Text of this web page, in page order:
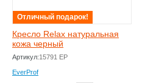
Отличный подарок!
Кресло Relax натуральная
кожа черный
Артикул:15791 EP
EverProf